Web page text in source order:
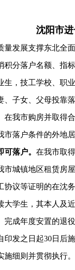
沈阳市
展支撑东北全面
积分落户名额、指
生，技工学校、职
、子女、父母投靠
在我市购房并取得
市落户条件的外地
落户。 在我市取
市城镇地区租赁房
协议等证明的在沈
大学生，其本人及
完成年度安置的退
发之日起30日后施
细则并贯彻执行